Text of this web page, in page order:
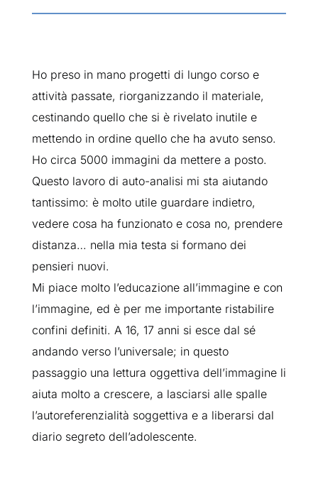
Ho preso in mano progetti di lungo corso e
attività passate, riorganizzando il materiale,
cestinando quello che si è rivelato inutile e
mettendo in ordine quello che ha avuto senso.
Ho circa 5000 immagini da mettere a posto.
Questo lavoro di auto-analisi mi sta aiutando
tantissimo: è molto utile guardare indietro,
vedere cosa ha funzionato e cosa no, prendere
distanza… nella mia testa si formano dei
pensieri nuovi.
Mi piace molto l’educazione all’immagine e con
l’immagine, ed è per me importante ristabilire
confini definiti. A 16, 17 anni si esce dal sé
andando verso l’universale; in questo
passaggio una lettura oggettiva dell’immagine li
aiuta molto a crescere, a lasciarsi alle spalle
l’autoreferenzialità soggettiva e a liberarsi dal
diario segreto dell’adolescente.